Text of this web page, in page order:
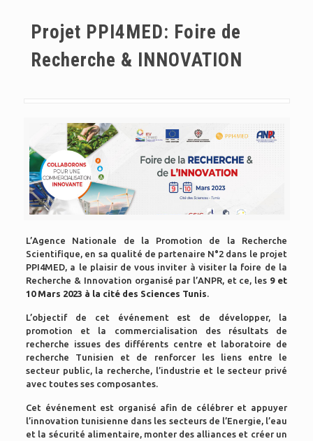
Projet PPI4MED: Foire de
Recherche & INNOVATION
L’Agence Nationale de la Promotion de la Recherche
Scientifique, en sa qualité de partenaire N°2 dans le projet
PPI4MED, a le plaisir de vous inviter à visiter la foire de la
Recherche & Innovation organisé par l’ANPR, et ce, les 9 et
10 Mars 2023 à la cité des Sciences Tunis.
L’objectif de cet événement est de développer, la
promotion et la commercialisation des résultats de
recherche issues des différents centre et laboratoire de
recherche Tunisien et de renforcer les liens entre le
secteur public, la recherche, l’industrie et le secteur privé
avec toutes ses composantes.
Cet événement est organisé afin de célébrer et appuyer
l’innovation tunisienne dans les secteurs de l’Energie, l’eau
et la sécurité alimentaire, monter des alliances et créer un